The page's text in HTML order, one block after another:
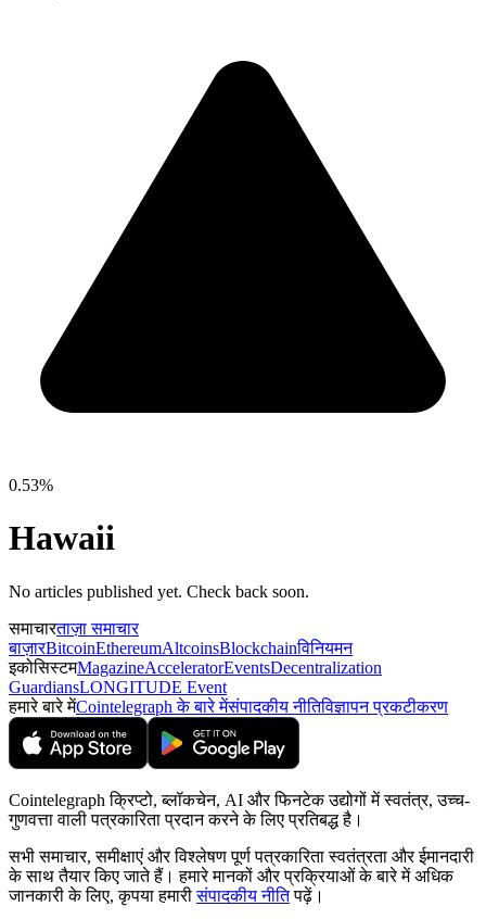
0.53%
Hawaii
No articles published yet. Check back soon.
समाचारताज़ा समाचार
बाज़ारBitcoinEthereumAltcoinsBlockchainविनियमन
इकोसिस्टमMagazineAcceleratorEventsDecentralization
GuardiansLONGITUDE Event
हमारे बारे मेंCointelegraph के बारे मेंसंपादकीय नीतिविज्ञापन प्रकटीकरण
Cointelegraph क्रिप्टो, ब्लॉकचेन, AI और फिनटेक उद्योगों में स्वतंत्र, उच्च-
गुणवत्ता वाली पत्रकारिता प्रदान करने के लिए प्रतिबद्ध है।
सभी समाचार, समीक्षाएं और विश्लेषण पूर्ण पत्रकारिता स्वतंत्रता और ईमानदारी
के साथ तैयार किए जाते हैं। हमारे मानकों और प्रक्रियाओं के बारे में अधिक
जानकारी के लिए, कृपया हमारीसंपादकीय नीतिपढ़ें।